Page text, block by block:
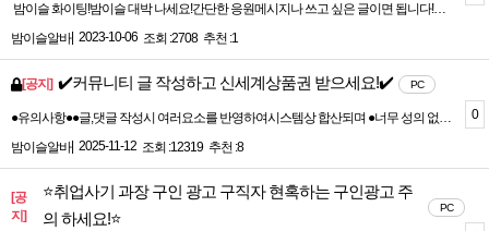
밤이슬 화이팅!밤이슬 대박 나세요!간단한 응원메시지나 쓰고 싶은 글이면 됩니다!커뮤 작성후~ 캡쳐해서 밤이슬 고객센터카톡이나 문자로 캡쳐샷 보내 주시면배민쿠폰 2만 지급해용~
밤이슬알바| 2023-10-06 조회 :2708 추천 :1
[공지] ✔️커뮤니티 글 작성하고 신세계상품권 받으세요!✔️ PC
●유의사항●●글,댓글 작성시 여러요소를 반영하여시스템상 합산되며 ●너무 성의 없는 게시글은 자제 바랍니다●매주 일요일 밤 12시에 이벤트 종료되며 매주 월요일 새벽 1시부터일요일 밤12시까지 이벤트 진행되며●일주일간 게시글,댓글 모두 합산해서당첨자가 정해 집니다●매주 같은 당첨자가 중복 당첨도가능합니다●이벤트 당첨자는 고객센터 게시판이벤트 당첨자 게시판에 공지 됩니다●당첨자 상품권은 매주 월요일오후에 일괄 지급 됩니다●기업회원은 이벤트 대상에서제외 됩니다●비회원,인증회원 개인정보는 보호됩니다. 안심 하셔도 됩니다
밤이슬알바| 2025-11-12 조회 :12319 추천 :8
0
[공
지]
⭐취업사기 과장 구인 광고 구직자 현혹하는 구인광고 주
의 하세요!⭐
PC